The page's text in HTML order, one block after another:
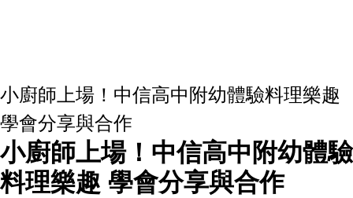
小廚師上場！中信高中附幼體驗料理樂趣
學會分享與合作
小廚師上場！中信高中附幼體驗
料理樂趣 學會分享與合作